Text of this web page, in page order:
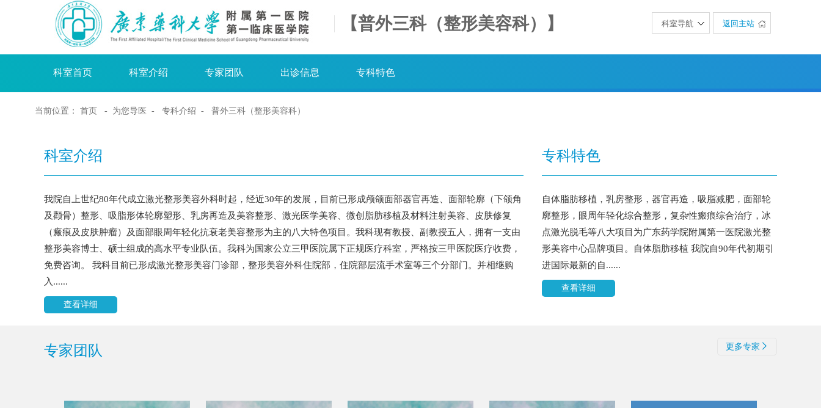
【普外三科（整形美容科）】 科室导航 返回主站
科室首页 科室介绍 专家团队 出诊信息 专科特色
当前位置： 首页 - 为您导医 - 专科介绍 - 普外三科（整形美容科）
科室介绍
我院自上世纪80年代成立激光整形美容外科时起，经近30年的发展，目前已形成颅颌面部器官再造、面部轮廓（下颌角
及颧骨）整形、吸脂形体轮廓塑形、乳房再造及美容整形、激光医学美容、微创脂肪移植及材料注射美容、皮肤修复
（瘢痕及皮肤肿瘤）及面部眼周年轻化抗衰老美容整形为主的八大特色项目。我科现有教授、副教授五人，拥有一支由
整形美容博士、硕士组成的高水平专业队伍。我科为国家公立三甲医院属下正规医疗科室，严格按三甲医院医疗收费，
免费咨询。 我科目前已形成激光整形美容门诊部，整形美容外科住院部，住院部层流手术室等三个分部门。并相继购
入......
查看详细
专科特色
自体脂肪移植，乳房整形，器官再造，吸脂减肥，面部轮
廓整形，眼周年轻化综合整形，复杂性瘢痕综合治疗，冰
点激光脱毛等八大项目为广东药学院附属第一医院激光整
形美容中心品牌项目。自体脂肪移植 我院自90年代初期引
进国际最新的自......
查看详细
专家团队 更多专家 